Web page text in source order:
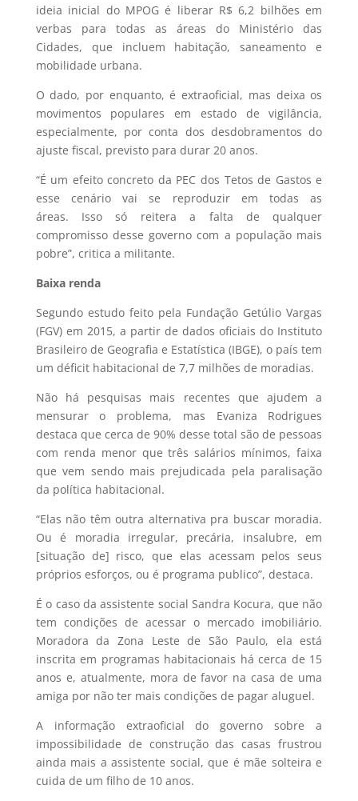
ideia inicial do MPOG é liberar R$ 6,2 bilhões em
verbas para todas as áreas do Ministério das
Cidades, que incluem habitação, saneamento e
mobilidade urbana.
O dado, por enquanto, é extraoficial, mas deixa os
movimentos populares em estado de vigilância,
especialmente, por conta dos desdobramentos do
ajuste fiscal, previsto para durar 20 anos.
“É um efeito concreto da PEC dos Tetos de Gastos e
esse cenário vai se reproduzir em todas as
áreas. Isso só reitera a falta de qualquer
compromisso desse governo com a população mais
pobre”, critica a militante.
Baixa renda
Segundo estudo feito pela Fundação Getúlio Vargas
(FGV) em 2015, a partir de dados oficiais do Instituto
Brasileiro de Geografia e Estatística (IBGE), o país tem
um déficit habitacional de 7,7 milhões de moradias.
Não há pesquisas mais recentes que ajudem a
mensurar o problema, mas Evaniza Rodrigues
destaca que cerca de 90% desse total são de pessoas
com renda menor que três salários mínimos, faixa
que vem sendo mais prejudicada pela paralisação
da política habitacional.
“Elas não têm outra alternativa pra buscar moradia.
Ou é moradia irregular, precária, insalubre, em
[situação de] risco, que elas acessam pelos seus
próprios esforços, ou é programa publico”, destaca.
É o caso da assistente social Sandra Kocura, que não
tem condições de acessar o mercado imobiliário.
Moradora da Zona Leste de São Paulo, ela está
inscrita em programas habitacionais há cerca de 15
anos e, atualmente, mora de favor na casa de uma
amiga por não ter mais condições de pagar aluguel.
A informação extraoficial do governo sobre a
impossibilidade de construção das casas frustrou
ainda mais a assistente social, que é mãe solteira e
cuida de um filho de 10 anos.